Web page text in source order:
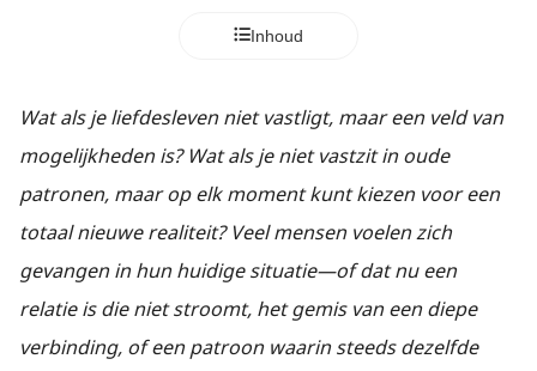
Inhoud
Wat als je liefdesleven niet vastligt, maar een veld van
mogelijkheden is? Wat als je niet vastzit in oude
patronen, maar op elk moment kunt kiezen voor een
totaal nieuwe realiteit? Veel mensen voelen zich
gevangen in hun huidige situatie—of dat nu een
relatie is die niet stroomt, het gemis van een diepe
verbinding, of een patroon waarin steeds dezelfde